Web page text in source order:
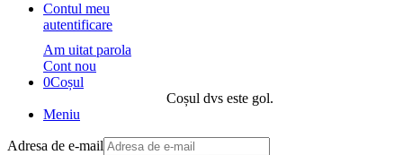
Contul meu
autentificare
Am uitat parola
Cont nou
0Coșul
Coșul dvs este gol.
Meniu
Adresa de e-mail